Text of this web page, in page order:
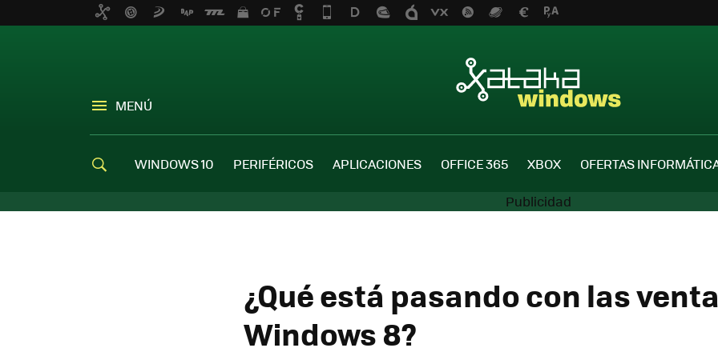
MENÚ
WINDOWS 10 PERIFÉRICOS APLICACIONES OFFICE 365 XBOX OFERTAS
¿Qué está pasando con las
Windows 8?